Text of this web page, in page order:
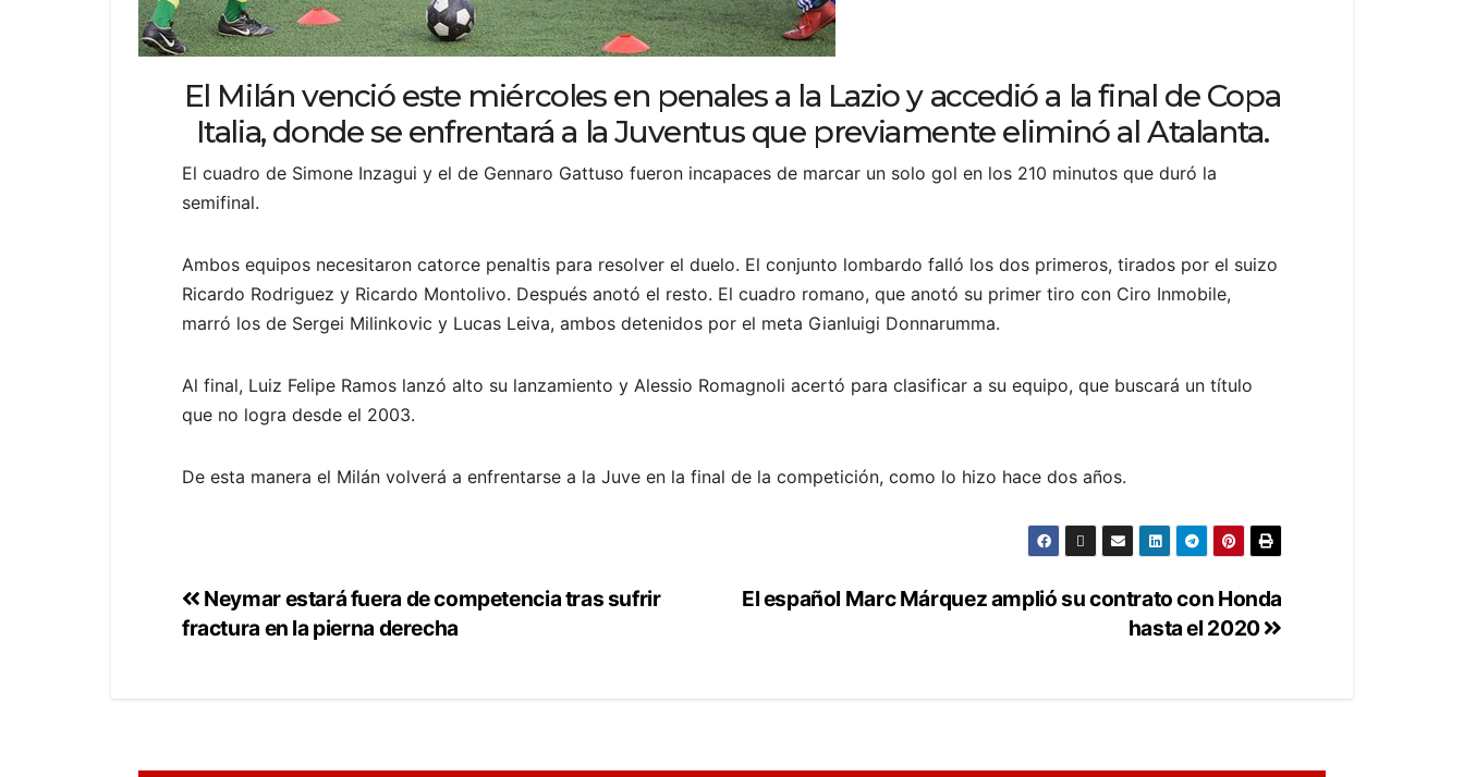
El Milán venció este miércoles en penales a la Lazio y accedió a la final de Copa
Italia, donde se enfrentará a la Juventus que previamente eliminó al Atalanta.
El cuadro de Simone Inzagui y el de Gennaro Gattuso fueron incapaces de marcar un solo gol en los 210 minutos que duró la
semifinal.
Ambos equipos necesitaron catorce penaltis para resolver el duelo. El conjunto lombardo falló los dos primeros, tirados por el suizo
Ricardo Rodriguez y Ricardo Montolivo. Después anotó el resto. El cuadro romano, que anotó su primer tiro con Ciro Inmobile,
marró los de Sergei Milinkovic y Lucas Leiva, ambos detenidos por el meta Gianluigi Donnarumma.
Al final, Luiz Felipe Ramos lanzó alto su lanzamiento y Alessio Romagnoli acertó para clasificar a su equipo, que buscará un título
que no logra desde el 2003.
De esta manera el Milán volverá a enfrentarse a la Juve en la final de la competición, como lo hizo hace dos años.
El español Marc Márquez amplió su contrato con Honda
hasta el 2020
Neymar estará fuera de competencia tras sufrir
fractura en la pierna derecha